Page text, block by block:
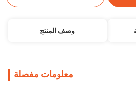
وصف المنتج
معلومات مفصلة